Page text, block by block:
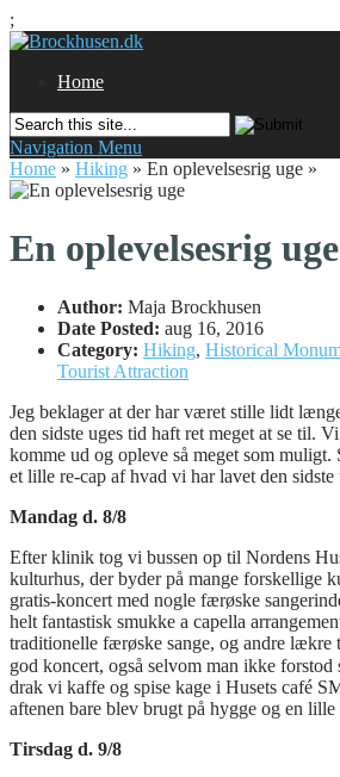
;
Home
Navigation Menu
Home » Hiking » En oplevelsesrig uge »
En oplevelsesrig uge
Author: Maja Brockhusen
Date Posted: aug 16, 2016
Category: Hiking, Historical
Tourist Attraction
Jeg beklager at der har været stille lidt
den sidste uges tid haft ret meget at se til.
komme ud og opleve så meget som muligt.
et lille re-cap af hvad vi har lavet den sidste
Mandag d. 8/8
Efter klinik tog vi bussen op til Nordens
kulturhus, der byder på mange forskellige
gratis-koncert med nogle færøske
helt fantastisk smukke a capella
traditionelle færøske sange, og andre
god koncert, også selvom man ikke
drak vi kaffe og spise kage i Husets café
aftenen bare blev brugt på hygge og en
Tirsdag d. 9/8